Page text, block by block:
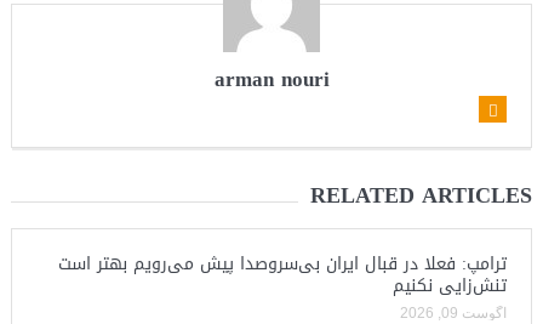
arman nouri
RELATED ARTICLES
ترامپ: فعلا در قبال ایران بی‌سروصدا پیش می‌رویم بهتر است
تنش‌زایی نکنیم
آگوست 09, 2026